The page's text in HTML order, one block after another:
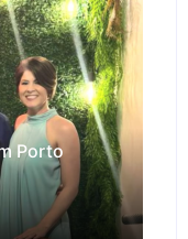
Porto